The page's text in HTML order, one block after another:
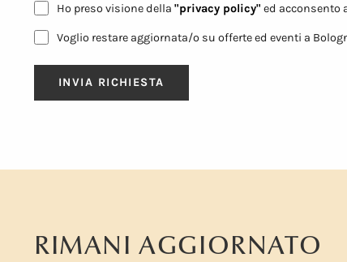
Ho preso visione della "privacy policy" ed acconsento
Voglio restare aggiornata/o su offerte ed eventi a
RIMANI AGGIORNATO